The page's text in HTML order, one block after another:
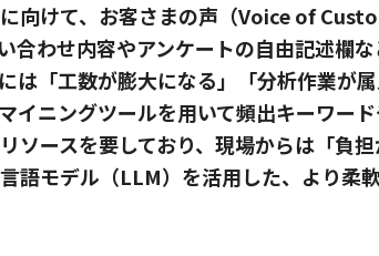
向けて、お客さまの声（Voice of
合わせ内容やアンケートの自由記述欄
は「工数が膨大になる」「分析作業が
イニングツールを用いて頻出キーワー
ソースを要しており、現場からは「負
語モデル（LLM）を活用した、より柔